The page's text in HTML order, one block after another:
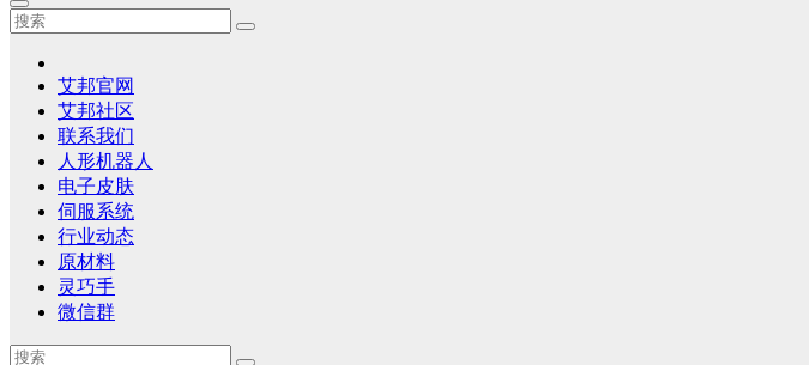
艾邦官网
艾邦社区
联系我们
人形机器人
电子皮肤
伺服系统
行业动态
原材料
灵巧手
微信群